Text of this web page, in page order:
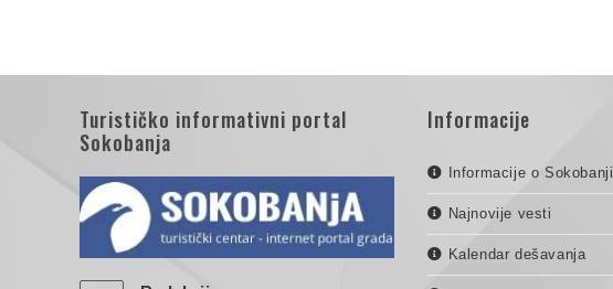
Turističko informativni portal
Sokobanja
Informacije
Informacije o Sokobanji
Najnovije vesti
Kalendar dešavanja